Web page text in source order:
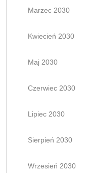
Marzec 2030
Kwiecień 2030
Maj 2030
Czerwiec 2030
Lipiec 2030
Sierpień 2030
Wrzesień 2030